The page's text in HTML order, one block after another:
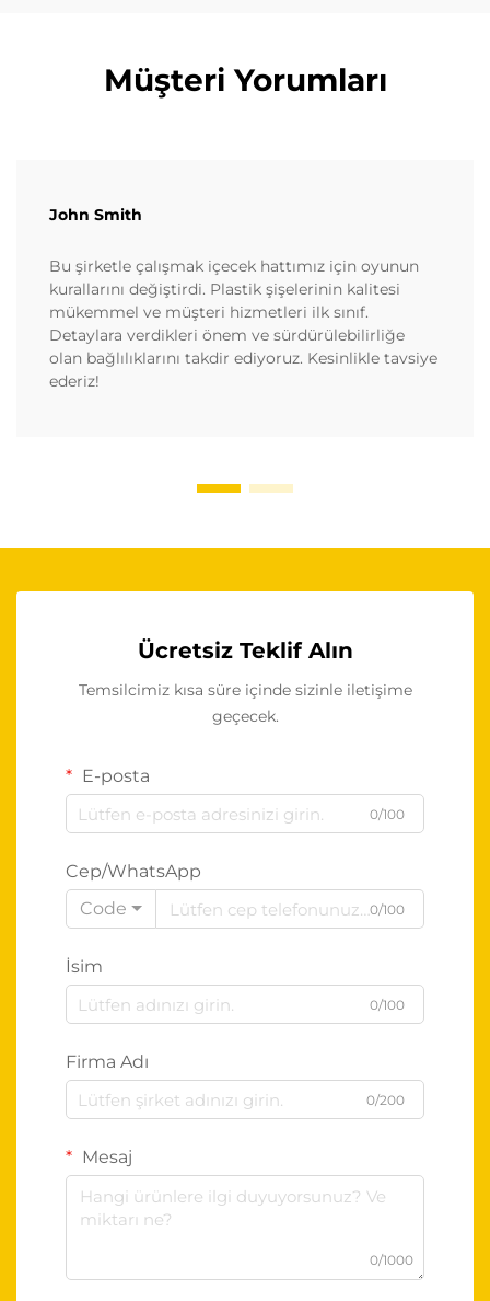
Müşteri Yorumları
John Smith
Bu şirketle çalışmak içecek hattımız için oyunun
kurallarını değiştirdi. Plastik şişelerinin kalitesi
mükemmel ve müşteri hizmetleri ilk sınıf.
Detaylara verdikleri önem ve sürdürülebilirliğe
olan bağlılıklarını takdir ediyoruz. Kesinlikle tavsiye
ederiz!
Ücretsiz Teklif Alın
Temsilcimiz kısa süre içinde sizinle iletişime
geçecek.
E-posta
0/100
Cep/WhatsApp
Code
0/100
İsim
0/100
Firma Adı
0/200
Mesaj
0/1000